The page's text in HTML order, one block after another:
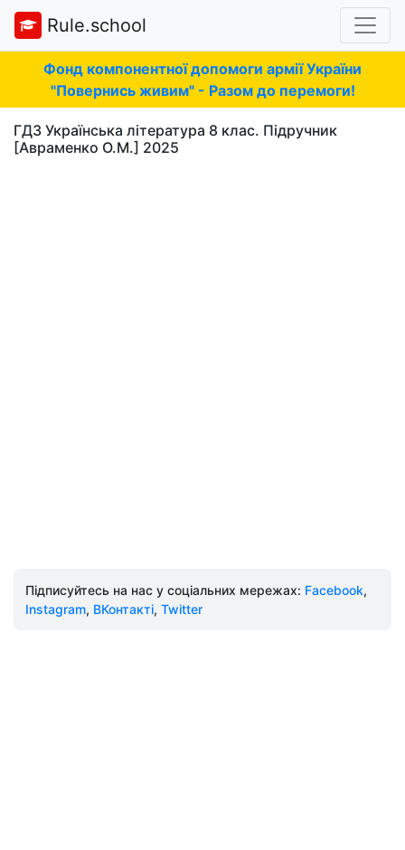
Rule.school
Фонд компонентної допомоги армії України
"Повернись живим" - Разом до перемоги!
ГДЗ Українська література 8 клас. Підручник
[Авраменко О.М.] 2025
Підписуйтесь на нас у соціальних мережах: Facebook,
Instagram, ВКонтакті, Twitter